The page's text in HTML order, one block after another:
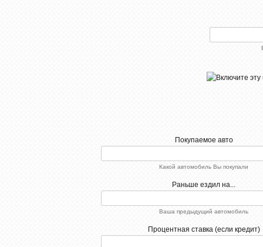
Покупаемое авто
Какой автомобиль Вы покупали
Раньше ездил на...
Ваша предыдущий автомобиль
Процентная ставка (если кредит)